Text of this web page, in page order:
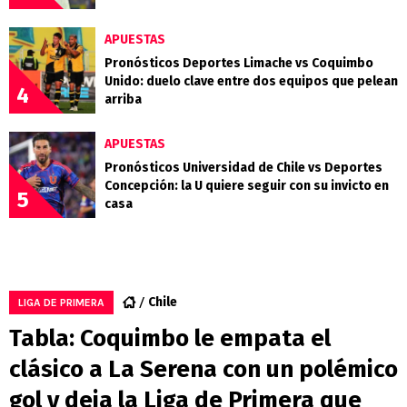
4
APUESTAS
Pronósticos Deportes Limache vs Coquimbo
Unido: duelo clave entre dos equipos que pelean
arriba
5
APUESTAS
Pronósticos Universidad de Chile vs Deportes
Concepción: la U quiere seguir con su invicto en
casa
LIGA DE PRIMERA Chile
Tabla: Coquimbo le empata el
clásico a La Serena con un polémico
gol y deja la Liga de Primera que